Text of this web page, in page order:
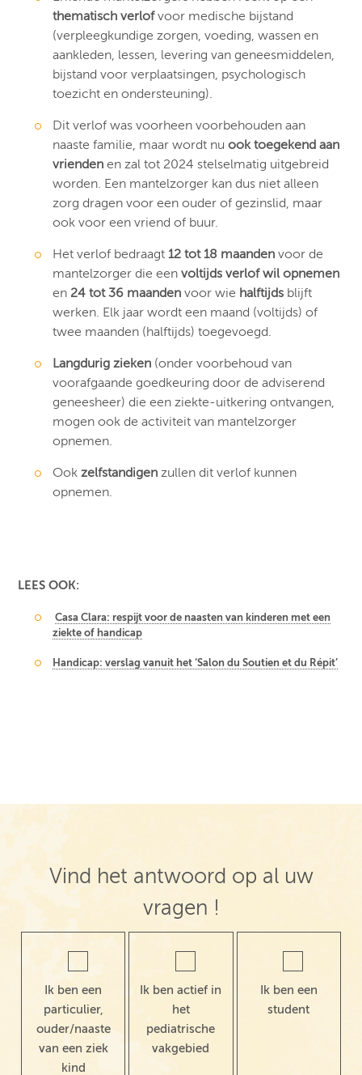
thematisch verlofvoor medische bijstand
(verpleegkundige zorgen, voeding, wassen en
aankleden, lessen, levering van geneesmiddelen,
bijstand voor verplaatsingen, psychologisch
toezicht en ondersteuning).
Dit verlof was voorheen voorbehouden aan
naaste familie, maar wordt nuook toegekend aan
vrienden en zal tot 2024 stelselmatig uitgebreid
worden. Een mantelzorger kan dus niet alleen
zorg dragen voor een ouder of gezinslid, maar
ook voor een vriend of buur.
Het verlof bedraagt 12 tot 18 maanden voor de
mantelzorger die eenvoltijds verlof wil opnemen
en 24 tot 36 maandenvoor wie halftijds blijft
werken. Elk jaar wordt een maand (voltijds) of
twee maanden (halftijds) toegevoegd.
Langdurig zieken (onder voorbehoud van
voorafgaande goedkeuring door de adviserend
geneesheer) die een ziekte-uitkering ontvangen,
mogen ook de activiteit van mantelzorger
opnemen.
Ookzelfstandigenzullen dit verlof kunnen
opnemen.
LEES OOK:
Casa Clara: respijt voor de naasten van kinderen met een
ziekte of handicap
Handicap: verslag vanuit het ‘Salon du Soutien et du Répit’
Vind het antwoord op al uw
vragen !
Ik ben een
particulier,
ouder/naaste
van een ziek
kind
Ik ben actief in
het
pediatrische
vakgebied
Ik ben een
student